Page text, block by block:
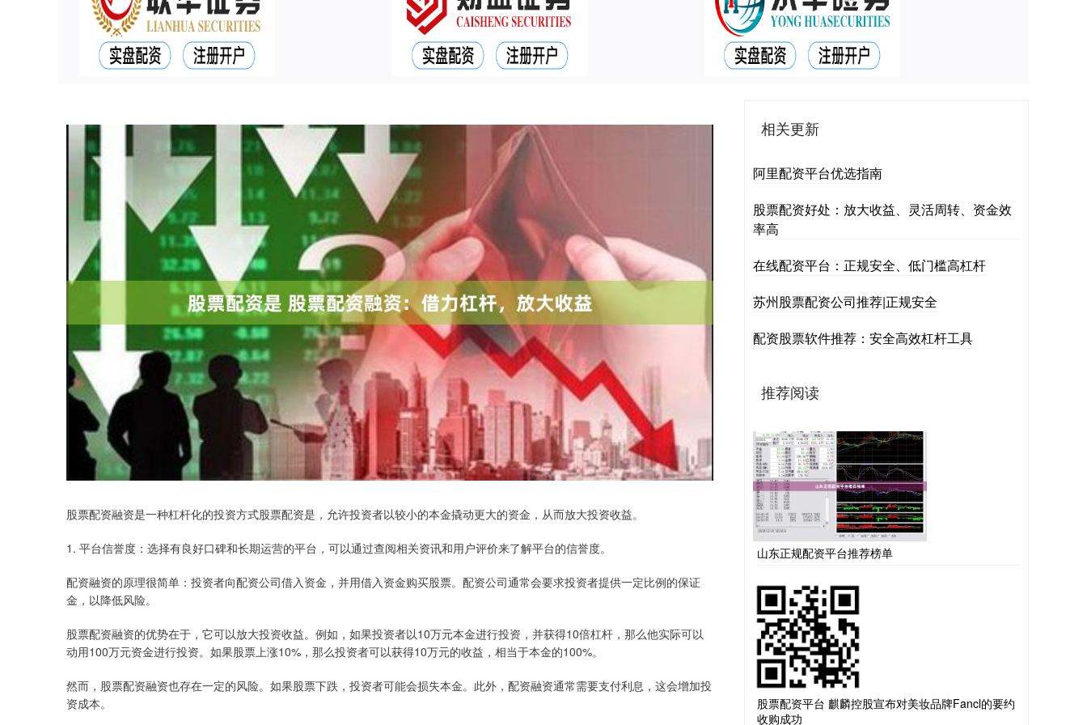
股票配资融资是一种杠杆化的投资方式股票配资是，允许投资者以较小的本金撬动更大的资金，从而放大投资收益。
1. 平台信誉度：选择有良好口碑和长期运营的平台，可以通过查阅相关资讯和用户评价来了解平台的信誉度。
配资融资的原理很简单：投资者向配资公司借入资金，并用借入资金购买股票。配资公司通常会要求投资者提供一定比例的保证
金，以降低风险。
股票配资融资的优势在于，它可以放大投资收益。例如，如果投资者以10万元本金进行投资，并获得10倍杠杆，那么他实际可以
动用100万元资金进行投资。如果股票上涨10%，那么投资者可以获得10万元的收益，相当于本金的100%。
然而，股票配资融资也存在一定的风险。如果股票下跌，投资者可能会损失本金。此外，配资融资通常需要支付利息，这会增加投
资成本。
相关更新
阿里配资平台优选指南
股票配资好处：放大收益、灵活周转、资金效
率高
在线配资平台：正规安全、低门槛高杠杆
苏州股票配资公司推荐|正规安全
配资股票软件推荐：安全高效杠杆工具
推荐阅读
山东正规配资平台推荐榜单
股票配资平台 麒麟控股宣布对美妆品牌Fancl的要约
收购成功